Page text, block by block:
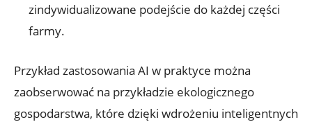
zindywidualizowane podejście do każdej części
farmy.
Przykład zastosowania AI w praktyce można
zaobserwować na przykładzie ekologicznego
gospodarstwa, które dzięki wdrożeniu inteligentnych